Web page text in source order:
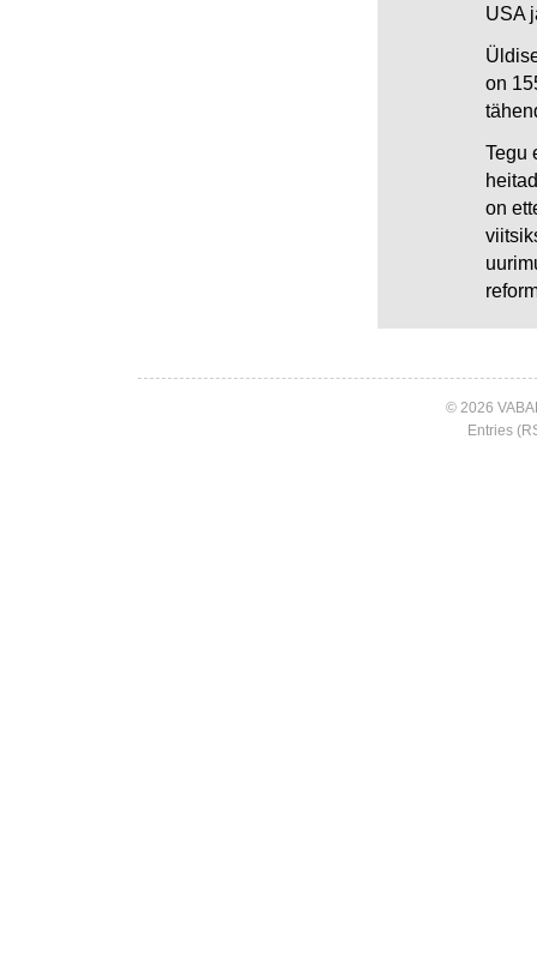
USA
on
Tegu
on
© 2026
Entries